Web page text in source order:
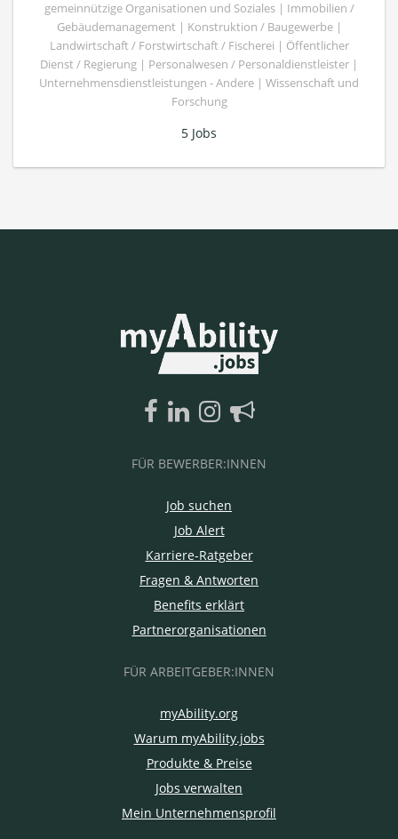
gemeinnützige Organisationen und Soziales | Immobilien /
Gebäudemanagement | Konstruktion / Baugewerbe |
Landwirtschaft / Forstwirtschaft / Fischerei | Öffentlicher
Dienst / Regierung | Personalwesen / Personaldienstleister |
Unternehmensdienstleistungen - Andere | Wissenschaft und
Forschung
5 Jobs
FÜR BEWERBER:INNEN
Job suchen
Job Alert
Karriere-Ratgeber
Fragen & Antworten
Benefits erklärt
Partnerorganisationen
FÜR ARBEITGEBER:INNEN
myAbility.org
Warum myAbility.jobs
Produkte & Preise
Jobs verwalten
Mein Unternehmensprofil